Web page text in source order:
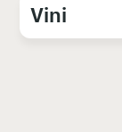
Vini